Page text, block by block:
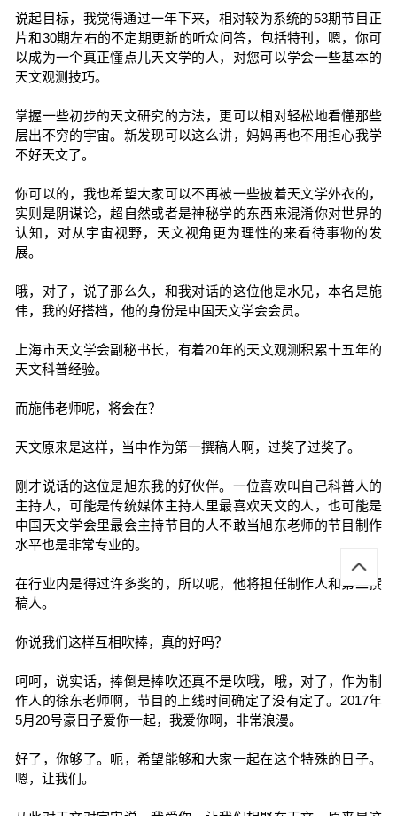
说起目标，我觉得通过一年下来，相对较为系统的53期节目正
片和30期左右的不定期更新的听众问答，包括特刊，嗯，你可
以成为一个真正懂点儿天文学的人，对您可以学会一些基本的
天文观测技巧。
掌握一些初步的天文研究的方法，更可以相对轻松地看懂那些
层出不穷的宇宙。新发现可以这么讲，妈妈再也不用担心我学
不好天文了。
你可以的，我也希望大家可以不再被一些披着天文学外衣的，
实则是阴谋论，超自然或者是神秘学的东西来混淆你对世界的
认知，对从宇宙视野，天文视角更为理性的来看待事物的发
展。
哦，对了，说了那么久，和我对话的这位他是水兄，本名是施
伟，我的好搭档，他的身份是中国天文学会会员。
上海市天文学会副秘书长，有着20年的天文观测积累十五年的
天文科普经验。
而施伟老师呢，将会在？
天文原来是这样，当中作为第一撰稿人啊，过奖了过奖了。
刚才说话的这位是旭东我的好伙伴。一位喜欢叫自己科普人的
主持人，可能是传统媒体主持人里最喜欢天文的人，也可能是
中国天文学会里最会主持节目的人不敢当旭东老师的节目制作
水平也是非常专业的。
在行业内是得过许多奖的，所以呢，他将担任制作人和第二撰
稿人。
你说我们这样互相吹捧，真的好吗？
呵呵，说实话，捧倒是捧吹还真不是吹哦，哦，对了，作为制
作人的徐东老师啊，节目的上线时间确定了没有定了。2017年
5月20号豪日子爱你一起，我爱你啊，非常浪漫。
好了，你够了。呃，希望能够和大家一起在这个特殊的日子。
嗯，让我们。